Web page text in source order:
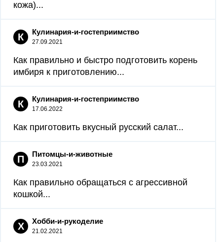
кожа)...
К Кулинария-и-гостеприимство
27.09.2021
Как правильно и быстро подготовить корень
имбиря к приготовлению...
К Кулинария-и-гостеприимство
17.06.2022
Как приготовить вкусный русский салат...
П Питомцы-и-животные
23.03.2021
Как правильно обращаться с агрессивной
кошкой...
Х Хобби-и-рукоделие
21.02.2021